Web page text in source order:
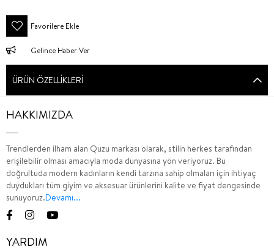
Favorilere Ekle
Gelince Haber Ver
ÜRÜN ÖZELLIKLERI
HAKKIMIZDA
Trendlerden ilham alan Quzu markası olarak, stilin herkes tarafından
erişilebilir olması amacıyla moda dünyasına yön veriyoruz. Bu
doğrultuda modern kadınların kendi tarzına sahip olmaları için ihtiyaç
duydukları tüm giyim ve aksesuar ürünlerini kalite ve fiyat dengesinde
sunuyoruz.Devamı...
YARDIM